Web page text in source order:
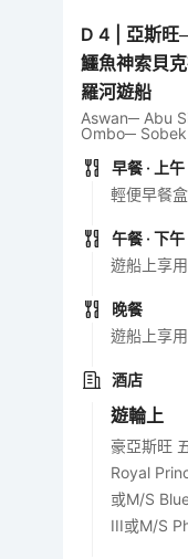
D4 |亞斯旺
鱷魚神索貝
羅河遊船
Aswan─ Abu
Ombo─
早餐 · 上午
輕便早餐盒
午餐 · 下午
遊船上享
晚餐
遊船上享
酒店
遊輪上
豪亞斯旺
Royal
或M/S
III或M/S